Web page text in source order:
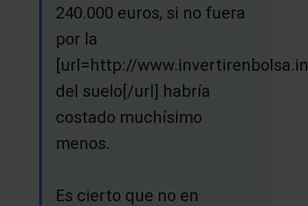
240.000 euros, si no fuera
por la
[url=http://
del suelo[/url] habría
costado muchísimo
menos.
Es cierto que no en